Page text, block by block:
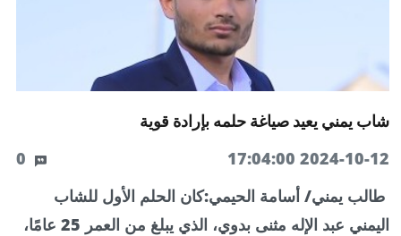
شاب يمني يعيد صياغة حلمه بإرادة قوية
2024-10-12 17:04:00
طالب يمني/ أسامة الحيمي:كان الحلم الأول للشاب
اليمني عبد الإله مثنى بدوي، الذي يبلغ من العمر 25 عامًا،